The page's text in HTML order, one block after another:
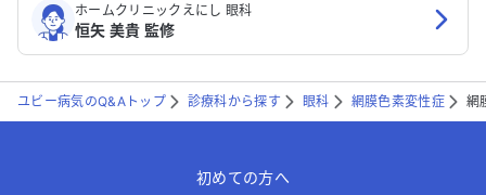
ホームクリニックえにし 眼科
恒矢 美貴 監修
ユビー病気のQ&Aトップ 診療科から探す 眼科 網膜色素変性症 網
初めての方へ